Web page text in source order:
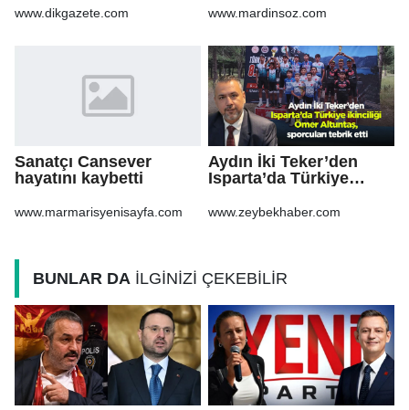
Gazete'de
www.dikgazete.com www.mardinsoz.com
Sanatçı Cansever
hayatını kaybetti
www.marmarisyenisayfa.com
Aydın İki Teker’den
Isparta’da Türkiye
Altuntaş, sporcuları
www.zeybekhaber.com
BUNLAR DA İLGİNİZİ ÇEKEBİLİR